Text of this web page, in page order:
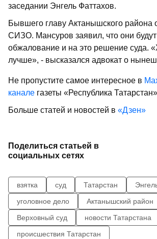
заседании Энгель Фаттахов.
Бывшего главу Актанышского района
СИЗО. Мансуров заявил, что они
обжалование и на это решение суда.
лучше», - высказался адвокат о
Не пропустите самое интересное в
канале газеты «Республика Татарстан»
Больше статей и новостей в «Дзен»
Поделиться статьей в
социальных сетях
взятка суд Татарстан
уголовное дело
Актанышский район
Верховный суд
новости Татарстана
происшествия Татарстан